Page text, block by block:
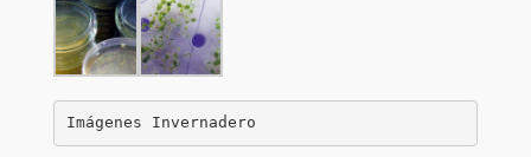
Imágenes Invernadero